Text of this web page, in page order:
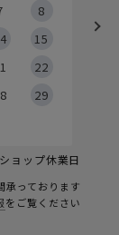
8
15
22
29
ョップ休業日
っております
をご覧ください